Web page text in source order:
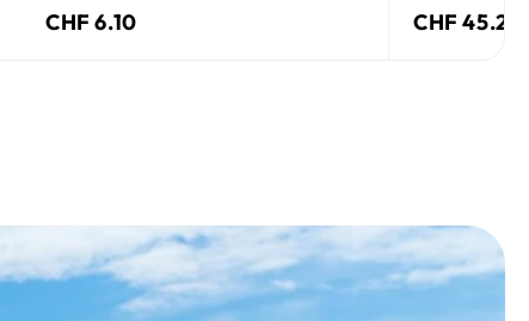
CHF 6.10 CHF 45.25